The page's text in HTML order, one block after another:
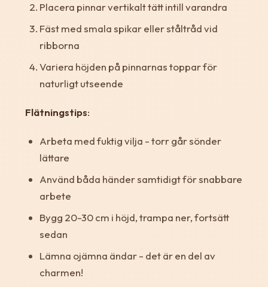
Placera pinnar vertikalt tätt intill varandra
Fäst med smala spikar eller ståltråd vid
ribborna
Variera höjden på pinnarnas toppar för
naturligt utseende
Flätningstips:
Arbeta med fuktig vilja - torr går sönder
lättare
Använd båda händer samtidigt för snabbare
arbete
Bygg 20-30 cm i höjd, trampa ner, fortsätt
sedan
Lämna ojämna ändar - det är en del av
charmen!